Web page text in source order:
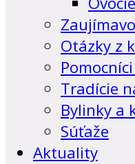
Otázky z
Tradície
Bylinky a
Súťaže
Aktuality